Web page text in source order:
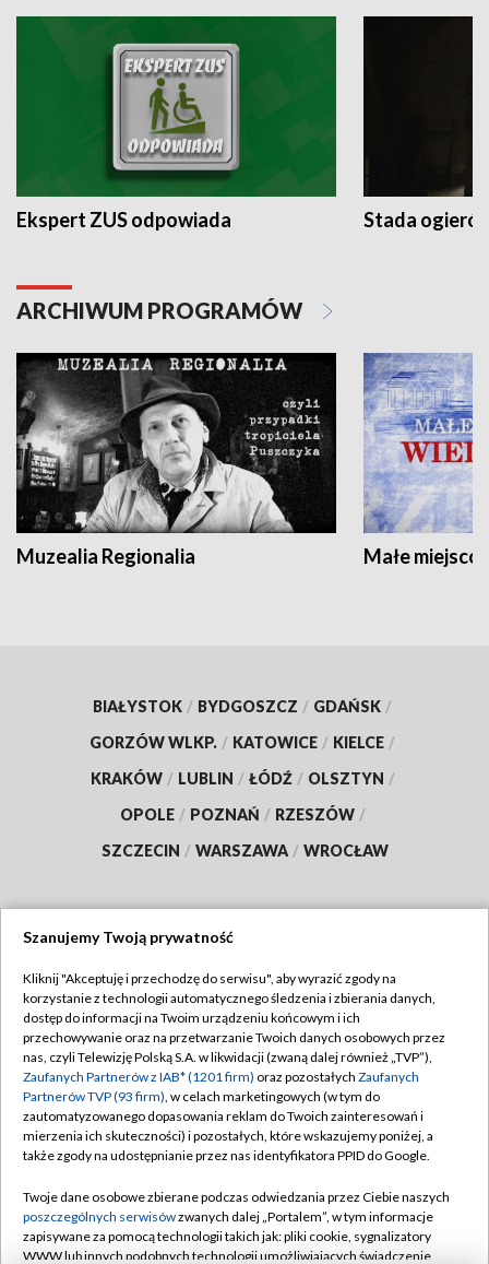
Ekspert ZUS odpowiada Stada
ARCHIWUM PROGRAMÓW
Muzealia Regionalia Małe
BIAŁYSTOK / BYDGOSZCZ / GDAŃSK /
GORZÓW WLKP. / KATOWICE / KIELCE /
KRAKÓW / LUBLIN / ŁÓDŹ / OLSZTYN /
OPOLE / POZNAŃ / RZESZÓW /
SZCZECIN / WARSZAWA / WROCŁAW
TVP
Abonament TVP
Emisja w TVP
Centrum informacji TVP
Naziemna Telewizja Cyfrowa
Rada Programowa
System NOS
Regulamin TVP
Polityka prywatności
Moje zgody
Pomoc
Kontakt
Szanujemy Twoją prywatność
Kliknij "Akceptuję i przechodzę do serwisu", aby wyrazić zgody na
korzystanie z technologii automatycznego śledzenia i zbierania danych,
dostęp do informacji na Twoim urządzeniu końcowym i ich
przechowywanie oraz na przetwarzanie Twoich danych osobowych przez
nas, czyli Telewizję Polską S.A. w likwidacji (zwaną dalej również „TVP”),
Zaufanych Partnerów z IAB* (1201 firm) oraz pozostałych Zaufanych
Partnerów TVP (93 firm), w celach marketingowych (w tym do
zautomatyzowanego dopasowania reklam do Twoich zainteresowań i
mierzenia ich skuteczności) i pozostałych, które wskazujemy poniżej, a
także zgody na udostępnianie przez nas identyfikatora PPID do Google.
Twoje dane osobowe zbierane podczas odwiedzania przez Ciebie naszych
poszczególnych serwisówzwanych dalej „Portalem”, w tym informacje
zapisywane za pomocą technologii takich jak: pliki cookie, sygnalizatory
WWW lub innych podobnych technologii umożliwiających świadczenie